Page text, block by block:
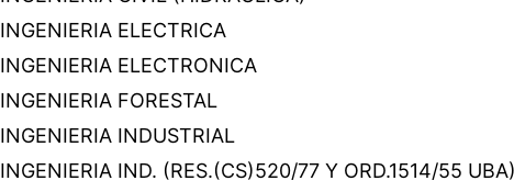
INGENIERIA ELECTRICA
INGENIERIA ELECTRONICA
INGENIERIA FORESTAL
INGENIERIA INDUSTRIAL
INGENIERIA IND. (RES.(CS)520/77 Y ORD.1514/55